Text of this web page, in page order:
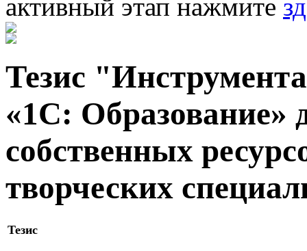
активный этап нажмите
Тезис
«1С: Образование»
собственных
творческих
Тезис